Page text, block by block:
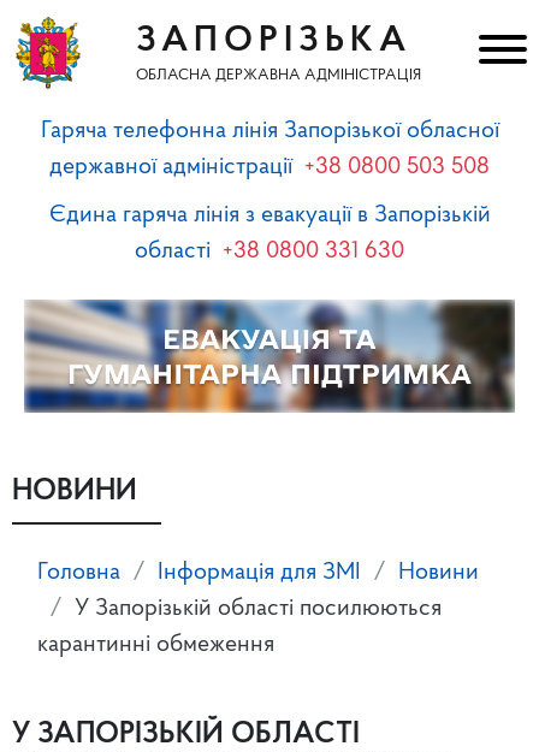
ЗАПОРІЗЬКА
ОБЛАСНА ДЕРЖАВНА АДМІНІСТРАЦІЯ
Гаряча телефонна лінія Запорізької обласної
державної адміністрації +38 0800 503 508
Єдина гаряча лінія з евакуації в Запорізькій
області +38 0800 331 630
НОВИНИ
Головна Інформація для ЗМІ
Новини
У Запорізькій області посилюються
карантинні обмеження
У ЗАПОРІЗЬКІЙ ОБЛАСТІ